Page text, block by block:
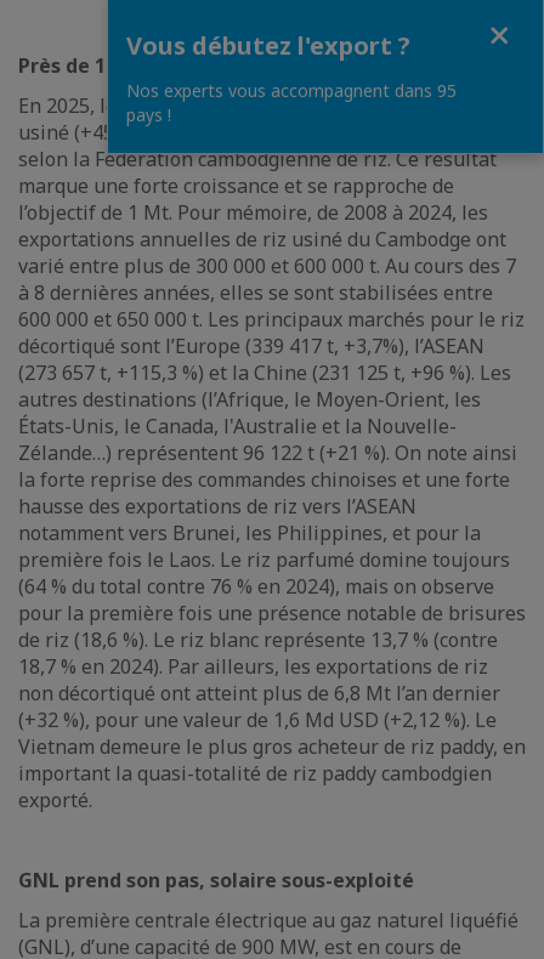
Près de 1 million de tonnes à l’exportation
En 2025, le Cambodge a exporté plus de 940 000 t de riz
usiné (+45 %), pour une valeur de 602 M USD (+22,6 %),
selon la Fédération cambodgienne de riz. Ce résultat
marque une forte croissance et se rapproche de
l’objectif de 1 Mt. Pour mémoire, de 2008 à 2024, les
exportations annuelles de riz usiné du Cambodge ont
varié entre plus de 300 000 et 600 000 t. Au cours des 7
à 8 dernières années, elles se sont stabilisées entre
600 000 et 650 000 t. Les principaux marchés pour le riz
décortiqué sont l’Europe (339 417 t, +3,7%), l’ASEAN
(273 657 t, +115,3 %) et la Chine (231 125 t, +96 %). Les
autres destinations (l’Afrique, le Moyen-Orient, les
États-Unis, le Canada, l'Australie et la Nouvelle-
Zélande…) représentent 96 122 t (+21 %). On note ainsi
la forte reprise des commandes chinoises et une forte
hausse des exportations de riz vers l’ASEAN
notamment vers Brunei, les Philippines, et pour la
première fois le Laos. Le riz parfumé domine toujours
(64 % du total contre 76 % en 2024), mais on observe
pour la première fois une présence notable de brisures
de riz (18,6 %). Le riz blanc représente 13,7 % (contre
18,7 % en 2024). Par ailleurs, les exportations de riz
non décortiqué ont atteint plus de 6,8 Mt l’an dernier
(+32 %), pour une valeur de 1,6 Md USD (+2,12 %). Le
Vietnam demeure le plus gros acheteur de riz paddy, en
important la quasi-totalité de riz paddy cambodgien
exporté.
GNL prend son pas, solaire sous-exploité
La première centrale électrique au gaz naturel liquéfié
(GNL), d’une capacité de 900 MW, est en cours de
Vous débutez l'export ?
Nos experts vous accompagnent dans 95
pays !